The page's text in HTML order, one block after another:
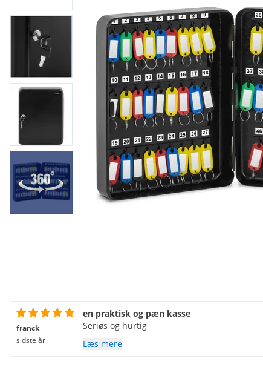
franck
sidste år
en praktisk og pæn kasse
Seriøs og hurtig
Læs mere